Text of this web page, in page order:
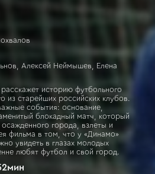
Алексей Неймышев, Елена
историю футбольного
из старейших российских клубов.
события: основание,
блокадный матч, который
города, взлеты и
фильма в том, что у «Динамо»
увидеть в глазах молодых
любят футбол и свой город.
мин